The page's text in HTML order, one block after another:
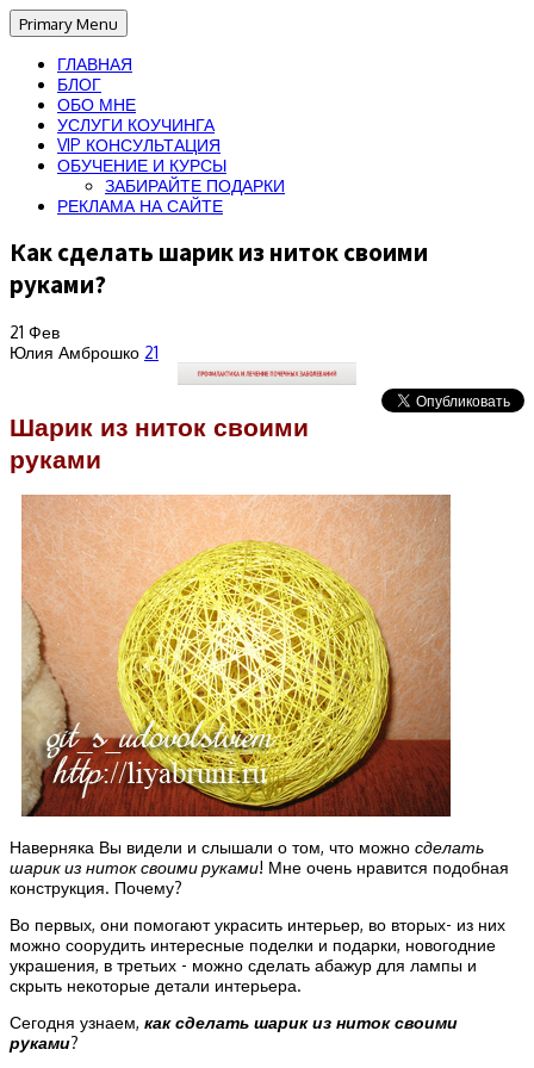
Primary Menu
ГЛАВНАЯ
БЛОГ
ОБО МНЕ
УСЛУГИ КОУЧИНГА
VIP КОНСУЛЬТАЦИЯ
ОБУЧЕНИЕ И КУРСЫ
ЗАБИРАЙТЕ ПОДАРКИ
РЕКЛАМА НА САЙТЕ
Как сделать шарик из ниток своими
руками?
21 Фев
Юлия Амброшко 21
Шарик из ниток своими
руками
Наверняка Вы видели и слышали о том, что можно сделать
шарик из ниток своими руками! Мне очень нравится подобная
конструкция. Почему?
Во первых, они помогают украсить интерьер, во вторых- из них
можно соорудить интересные поделки и подарки, новогодние
украшения, в третьих - можно сделать абажур для лампы и
скрыть некоторые детали интерьера.
Сегодня узнаем, как сделать шарик из ниток своими
руками?